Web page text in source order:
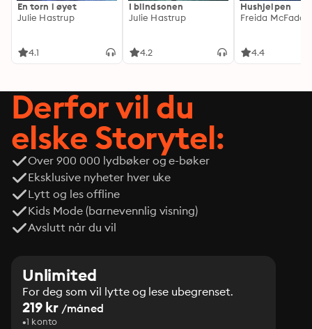
En torn i øyet
Julie Hastrup
4.1
I blindsonen
Julie Hastrup
4.2
Hushjelpen
Freida
4.4
Derfor vil du
elske Storytel:
Over 900 000 lydbøker og e-bøker
Eksklusive nyheter hver uke
Lytt og les offline
Kids Mode (barnevennlig visning)
Avslutt når du vil
Unlimited
For deg som vil lytte og lese ubegrenset.
219 kr /måned
1 konto